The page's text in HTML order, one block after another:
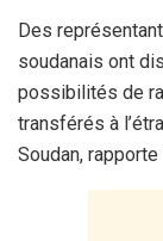
Des
soudanais ont
possibilités de
transférés à
Soudan, rapporte